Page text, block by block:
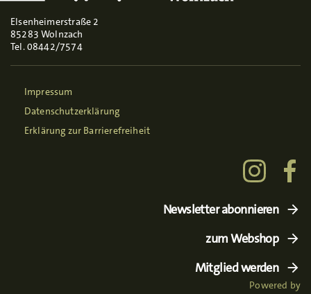
Elsenheimerstraße 2
85283 Wolnzach
Tel. 08442/7574
Impressum
Datenschutzerklärung
Erklärung zur Barrierefreiheit
Newsletter abonnieren
zum Webshop
Mitglied werden
Powered by